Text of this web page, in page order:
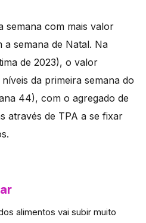
semana com mais valor
a semana de Natal. Na
de 2023), o valor
da primeira semana do
44), com o agregado de
através de TPA a se fixar
alimentos vai subir muito